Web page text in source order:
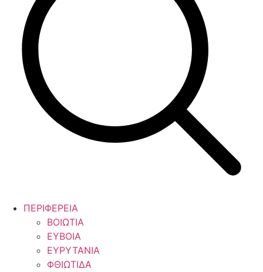
ΠΕΡΙΦΕΡΕΙΑ
ΒΟΙΩΤΙΑ
ΕΥΒΟΙΑ
ΕΥΡΥΤΑΝΙΑ
ΦΘΙΩΤΙΔΑ